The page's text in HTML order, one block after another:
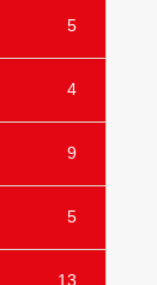
5
4
9
5
13